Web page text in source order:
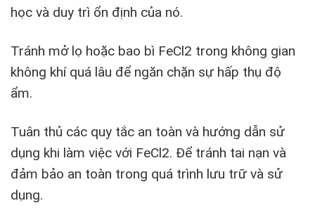
học và duy trì ổn định của nó.
Tránh mở lọ hoặc bao bì FeCl2 trong không gian
không khí quá lâu để ngăn chặn sự hấp thụ độ
ẩm.
Tuân thủ các quy tắc an toàn và hướng dẫn sử
dụng khi làm việc với FeCl2. Để tránh tai nạn và
đảm bảo an toàn trong quá trình lưu trữ và sử
dụng.